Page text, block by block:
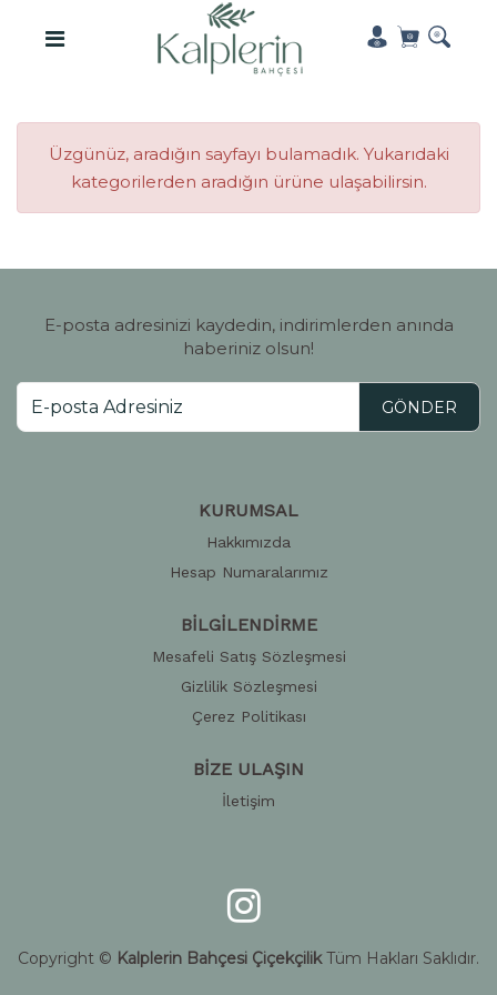
Üzgünüz, aradığın sayfayı bulamadık. Yukarıdaki
kategorilerden aradığın ürüne ulaşabilirsin.
E-posta adresinizi kaydedin, indirimlerden anında
haberiniz olsun!
GÖNDER
KURUMSAL
Hakkımızda
Hesap Numaralarımız
BİLGİLENDİRME
Mesafeli Satış Sözleşmesi
Gizlilik Sözleşmesi
Çerez Politikası
BİZE ULAŞIN
İletişim
Copyright © Kalplerin Bahçesi ÇiçekçilikTüm Hakları Saklıdır.